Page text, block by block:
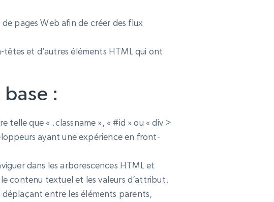
pages Web afin de créer des flux
et d’autres éléments HTML qui ont
:
telle que « .classname », « #id » ou « div >
ayant une expérience en front-
dans les arborescences HTML et
contenu textuel et les valeurs d’attribut.
entre les éléments parents,